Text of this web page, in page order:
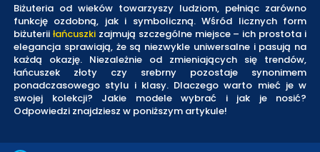
Biżuteria od wieków towarzyszy ludziom, pełniąc zarówno
funkcję ozdobną, jak i symboliczną. Wśród licznych form
biżuterii łańcuszkizajmują szczególne miejsce – ich prostota i
elegancja sprawiają, że są niezwykle uniwersalne i pasują na
każdą okazję. Niezależnie od zmieniających się trendów,
łańcuszek złoty czy srebrny pozostaje synonimem
ponadczasowego stylu i klasy. Dlaczego warto mieć je w
swojej kolekcji? Jakie modele wybrać i jak je nosić?
Odpowiedzi znajdziesz w poniższym artykule!